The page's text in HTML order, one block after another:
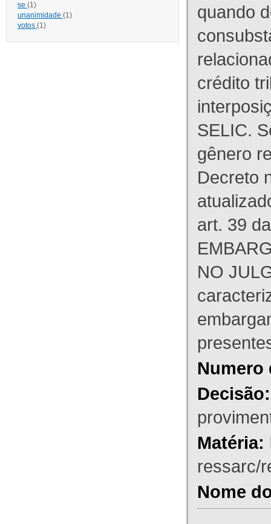
se (1)
unanimidade (1)
votos (1)
quando
crédito
SELIC.
gênero
Decreto
art. 39
NO
Numero
Decisão:
Matéria:
ressarc/
Nome